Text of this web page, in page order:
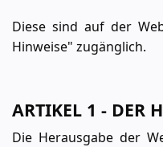
Diese sind auf der
Hinweise" zugänglich.
ARTIKEL 1 - DER
Die Herausgabe der